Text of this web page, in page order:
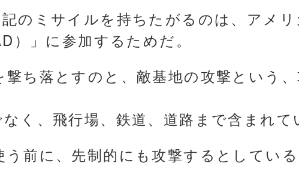
のミサイルを持ちたがるのは、アメ
）」に参加するためだ。
ち落とすのと、敵基地の攻撃という
く、飛行場、鉄道、道路まで含まれて
前に、先制的にも攻撃するとしている